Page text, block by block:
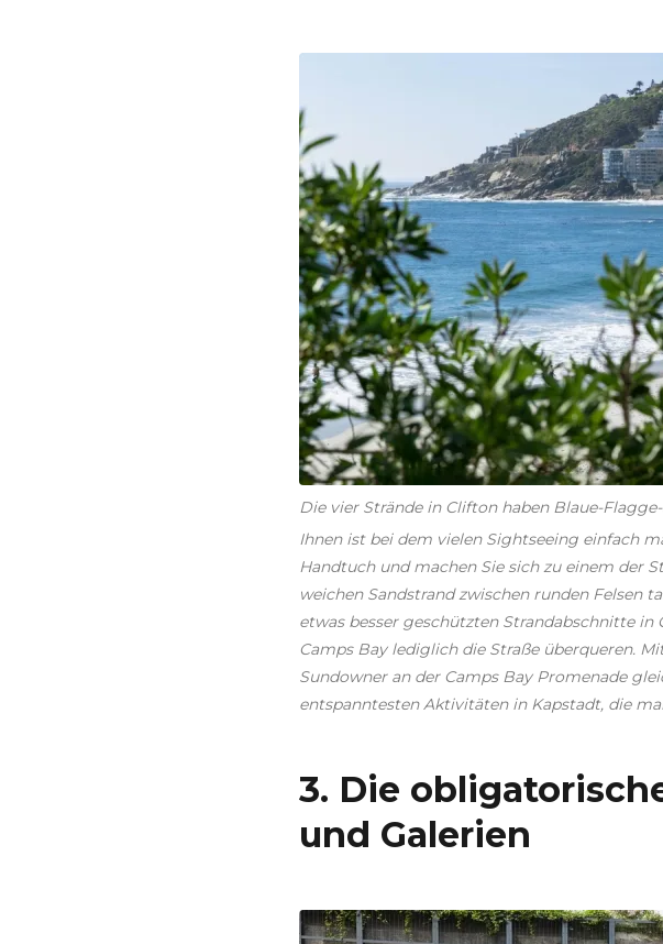
Die vier Strände in Clifton haben Blaue-
Ihnen ist bei dem vielen Sightseeing einfach
Handtuch und machen Sie sich zu einem der
weichen Sandstrand zwischen runden Felsen
etwas besser geschützten Strandabschnitte
Camps Bay lediglich die Straße überqueren.
Sundowner an der Camps Bay Promenade
entspanntesten Aktivitäten in Kapstadt, die
3. Die
und Galerien